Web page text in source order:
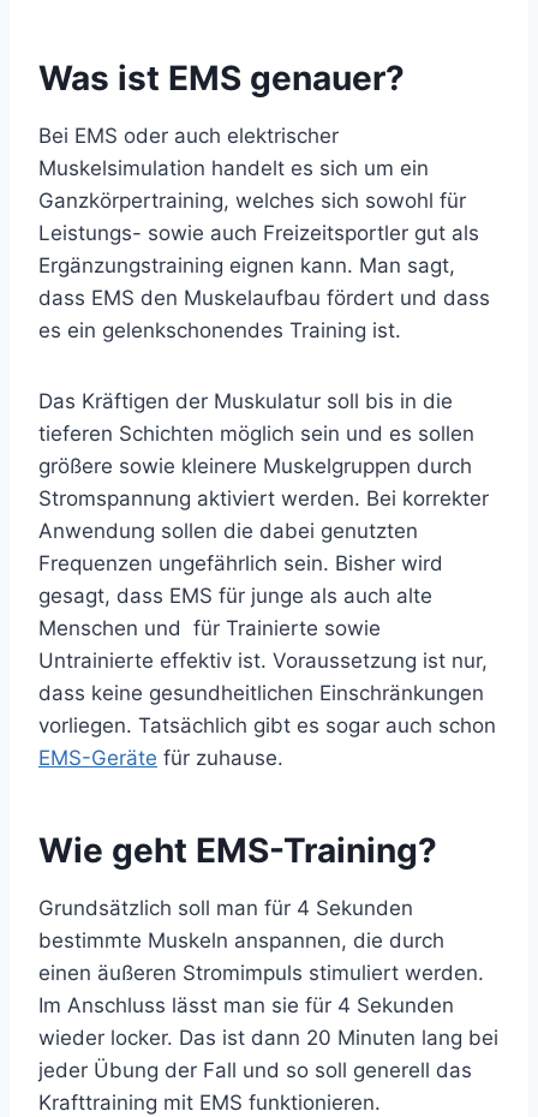
Was ist EMS genauer?
Bei EMS oder auch elektrischer
Muskelsimulation handelt es sich um ein
Ganzkörpertraining, welches sich sowohl für
Leistungs- sowie auch Freizeitsportler gut als
Ergänzungstraining eignen kann. Man sagt,
dass EMS den Muskelaufbau fördert und dass
es ein gelenkschonendes Training ist.
Das Kräftigen der Muskulatur soll bis in die
tieferen Schichten möglich sein und es sollen
größere sowie kleinere Muskelgruppen durch
Stromspannung aktiviert werden. Bei korrekter
Anwendung sollen die dabei genutzten
Frequenzen ungefährlich sein. Bisher wird
gesagt, dass EMS für junge als auch alte
Menschen und für Trainierte sowie
Untrainierte effektiv ist. Voraussetzung ist nur,
dass keine gesundheitlichen Einschränkungen
vorliegen. Tatsächlich gibt es sogar auch schon
EMS-Geräte für zuhause.
Wie geht EMS-Training?
Grundsätzlich soll man für 4 Sekunden
bestimmte Muskeln anspannen, die durch
einen äußeren Stromimpuls stimuliert werden.
Im Anschluss lässt man sie für 4 Sekunden
wieder locker. Das ist dann 20 Minuten lang bei
jeder Übung der Fall und so soll generell das
Krafttraining mit EMS funktionieren.